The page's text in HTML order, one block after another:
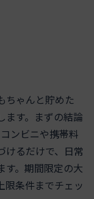
ちゃんと貯めた
す。まずの結論
ンビニや携帯料
けるだけで、日常
す。期間限定の大
限条件までチェッ